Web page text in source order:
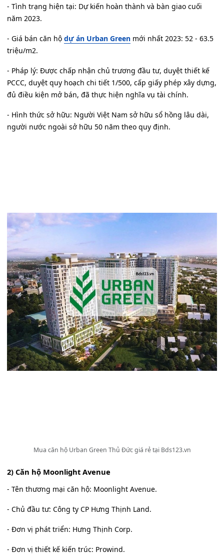
- Tình trạng hiện tại: Dự kiến hoàn thành và bàn giao cuối
năm 2023.
- Giá bán căn hộ dự án Urban Green mới nhất 2023: 52 - 63.5
triệu/m2.
- Pháp lý: Được chấp nhận chủ trương đầu tư, duyệt thiết kế
PCCC, duyệt quy hoạch chi tiết 1/500, cấp giấy phép xây dựng,
đủ điều kiện mở bán, đã thực hiện nghĩa vụ tài chính.
- Hình thức sở hữu: Người Việt Nam sở hữu sổ hồng lâu dài,
người nước ngoài sở hữu 50 năm theo quy định.
Mua căn hộ Urban Green Thủ Đức giá rẻ tại Bds123.vn
2) Căn hộ Moonlight Avenue
- Tên thương mại căn hộ: Moonlight Avenue.
- Chủ đầu tư: Công ty CP Hưng Thịnh Land.
- Đơn vị phát triển: Hưng Thịnh Corp.
- Đơn vị thiết kế kiến trúc: Prowind.